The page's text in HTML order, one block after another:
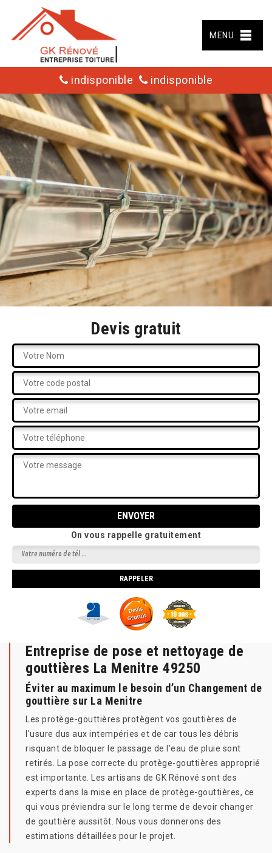
MENU
indisponible indisponible
Devis gratuit
On vous rappelle gratuitement
Entreprise de pose et nettoyage de
gouttières La Menitre 49250
Éviter au maximum le besoin d’un Changement de
gouttière sur La Menitre
Les protège-gouttières protègent vos gouttières de
l'usure dus aux intempéries et de car tous les débris
risquant de bloquer le passage de l’eau de pluie sont
retirés. La pose correcte du protège-gouttières approprié
est importante. Les artisans de GK Rénové sont des
experts dans la mise en place de protège-gouttières, ce
qui vous préviendra sur le long terme de devoir changer
de gouttière aussitôt. Nous vous donnerons des
estimations détaillées pour le projet.